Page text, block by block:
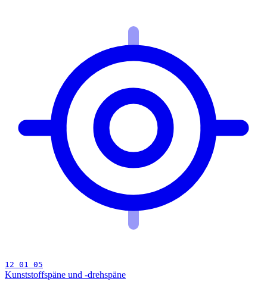
12 01 05
Kunststoffspäne und -drehspäne